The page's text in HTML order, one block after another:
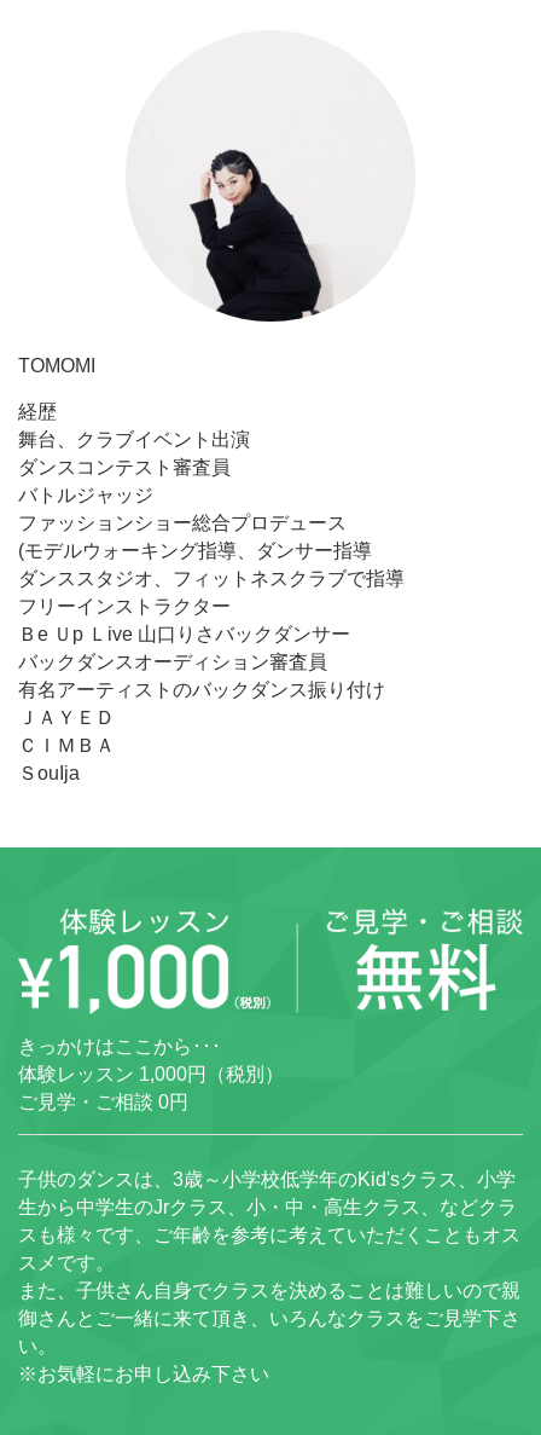
TOMOMI
経歴
舞台、クラブイベント出演
ダンスコンテスト審査員
バトルジャッジ
ファッションショー総合プロデュース
(モデルウォーキング指導、ダンサー指導
ダンススタジオ、フィットネスクラブで指導
フリーインストラクター
Ｂe Ｕp Ｌive 山口りさバックダンサー
バックダンスオーディション審査員
有名アーティストのバックダンス振り付け
ＪＡＹＥＤ
ＣＩＭＢＡ
ＳouIja
きっかけはここから･･･
体験レッスン 1,000円（税別）
ご見学・ご相談 0円
子供のダンスは、3歳～小学校低学年のKid'sクラス、小学
生から中学生のJrクラス、小・中・高生クラス、などクラ
スも様々です、ご年齢を参考に考えていただくこともオス
スメです。
また、子供さん自身でクラスを決めることは難しいので親
御さんとご一緒に来て頂き、いろんなクラスをご見学下さ
い。
※お気軽にお申し込み下さい